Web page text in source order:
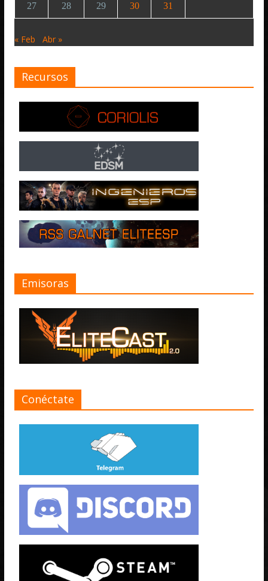
27 28 29 30 31
« Feb Abr »
Recursos
Emisoras
Conéctate